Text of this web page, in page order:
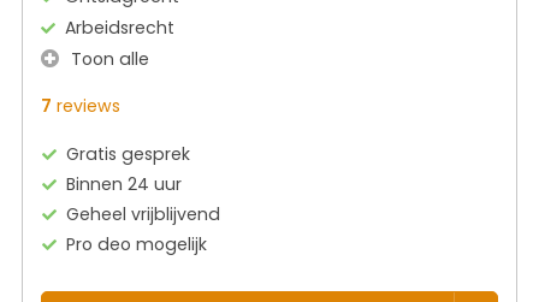
Arbeidsrecht
Toon alle
7 reviews
Gratis gesprek
Binnen 24 uur
Geheel vrijblijvend
Pro deo mogelijk